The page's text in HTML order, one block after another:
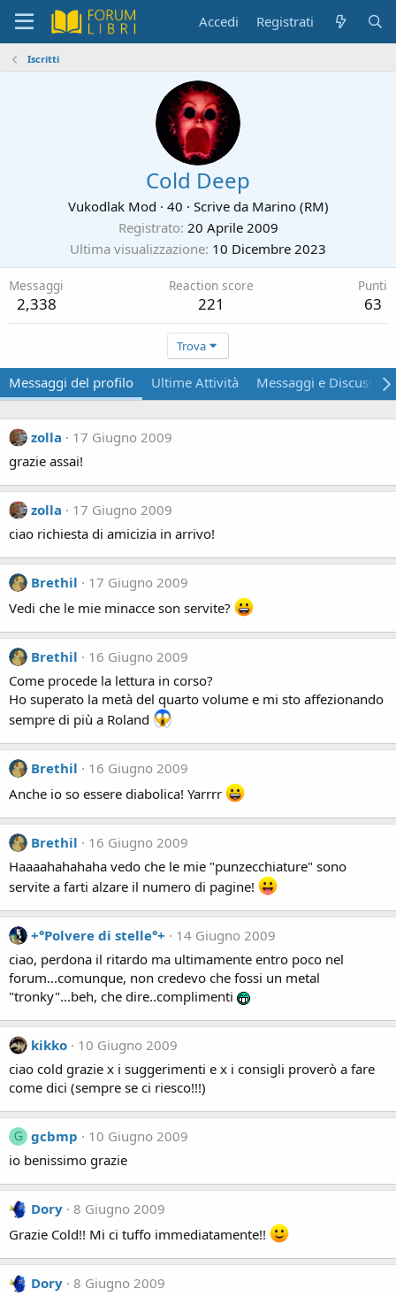
Accedi Registrati
Iscritti
Cold Deep
Vukodlak Mod · 40 · Scrive da Marino (RM)
Registrato 20 Aprile 2009
Ultima visualizzazione 10 Dicembre 2023
Messaggi
2,338
Reaction score
221
Punti
63
Trova
Messaggi del profilo Ultime Attività Messaggi e
zolla
17 Giugno 2009
grazie assai!
zolla
17 Giugno 2009
ciao richiesta di amicizia in arrivo!
Brethil
17 Giugno 2009
Vedi che le mie minacce son servite?
Brethil
16 Giugno 2009
Come procede la lettura in corso?
Ho superato la metà del quarto volume e mi sto affezionando
sempre di più a Roland
Brethil
16 Giugno 2009
Anche io so essere diabolica! Yarrrr
Brethil
16 Giugno 2009
Haaaahahahaha vedo che le mie "punzecchiature" sono
servite a farti alzare il numero di pagine!
+°Polvere di stelle°+
14 Giugno 2009
ciao, perdona il ritardo ma ultimamente entro poco nel
forum...comunque, non credevo che fossi un metal
"tronky"...beh, che dire..complimenti
kikko
10 Giugno 2009
ciao cold grazie x i suggerimenti e x i consigli proverò a fare
come dici (sempre se ci riesco!!!)
G gcbmp
10 Giugno 2009
io benissimo grazie
Dory 8 Giugno 2009
Grazie Cold!! Mi ci tuffo immediatamente!!
Dory 8 Giugno 2009